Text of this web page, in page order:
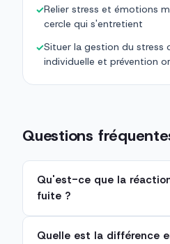
✓Relier stress et émotions
cercle qui s'entretient
✓Situer la gestion du stress
individuelle et prévention
Questions
Qu'est-ce que la
fuite ?
Quelle est la différence